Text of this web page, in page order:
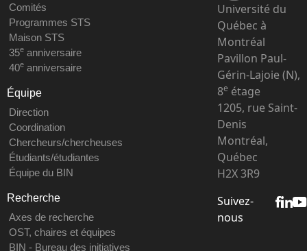
Comités
Programmes STS
Maison STS
35eanniversaire
40eanniversaire
Équipe
Direction
Coordination
Chercheurs/chercheuses
Étudiants/étudiantes
Équipe du BIN
Recherche
Axes de recherche
OST, chaires et équipes
BIN - Bureau des initiatives
Université du
Québec à
Montréal
Pavillon Paul-
Gérin-Lajoie (N),
8e étage
1205, rue Saint-
Denis
Montréal,
Québec
H2X 3R9
Suivez-
nous